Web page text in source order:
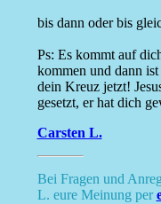
bis dann oder bis
Ps: Es kommt auf
kommen und dann
dein Kreuz jetzt!
gesetzt, er hat dich
Carsten L.
Bei Fragen und
L. eure Meinung per